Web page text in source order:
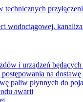
wodociągowej,
i urządzeń
na
paliw płynnych do
awarii